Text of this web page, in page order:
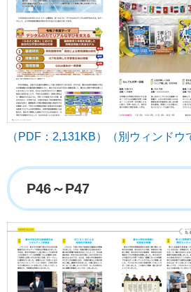
（PDF：2,131KB）（別ウィンドウ
P46～P47